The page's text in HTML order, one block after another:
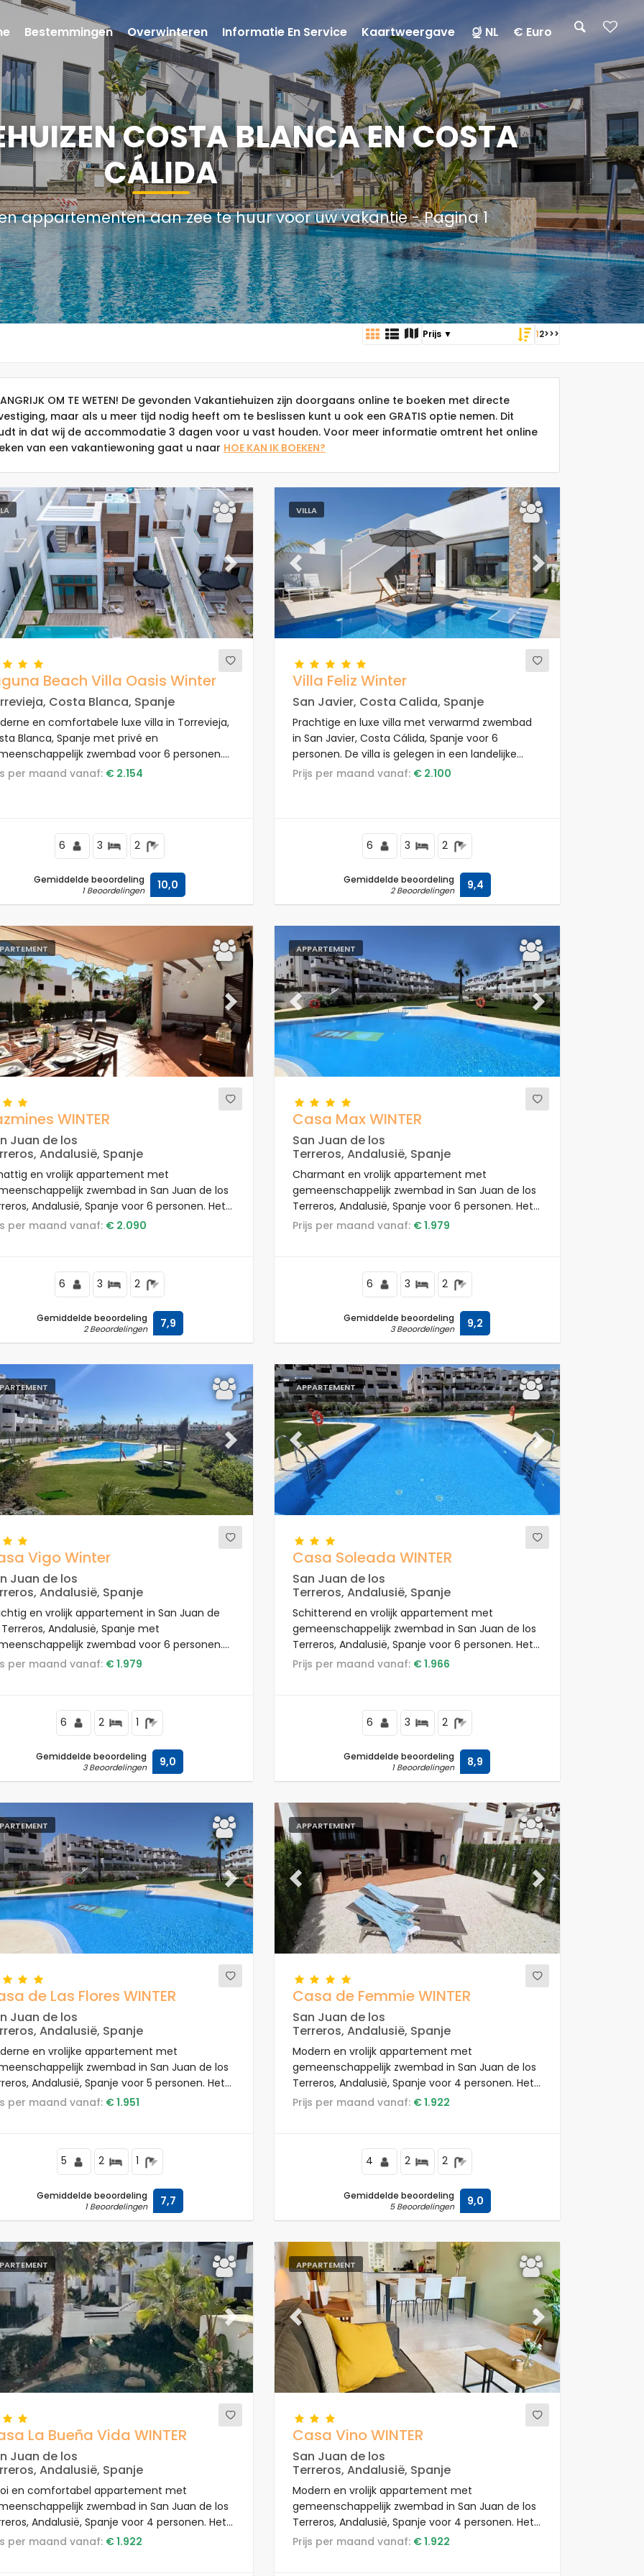
COSTA BLANCA EN COSTA
CÁLIDA
appartementen aan zee te huur voor uw vakantie - Pagina 1
12>>>
OM TE WETEN! De gevonden Vakantiehuizen zijn doorgaans online te boeken met directe
maar als u meer tijd nodig heeft om te beslissen kunt u ook een GRATIS optie nemen. Dit
in dat wij de accommodatie 3 dagen voor u vast houden. Voor meer informatie omtrent het online
van een vakantiewoning gaat u naar HOE KAN IK BOEKEN?
Next
Beach Villa Oasis Winter
Costa Blanca, Spanje
en comfortabele luxe villa in Torrevieja,
Blanca, Spanje met privé en
zwembad voor 6 personen.
is gelegen in een resort, dicht bij
per maand vanaf: € 2.154
6 3 2
Gemiddelde beoordeling
1 Beoordelingen 10,0
VILLA
Previous Next
Villa Feliz Winter
San Javier, Costa Calida, Spanje
Prachtige en luxe villa met verwarmd zwembad
in San Javier, Costa Cálida, Spanje voor 6
personen. De villa is gelegen in een landelijke
strandomgeving en bevindt zich op 3 km van het
Prijs per maand vanaf: € 2.100
6 3 2
Gemiddelde beoordeling
2 Beoordelingen 9,4
Next
WINTER
Juan de los
Andalusië, Spanje
en vrolijk appartement met
zwembad in San Juan de los
Andalusië, Spanje voor 6 personen. Het
is gelegen in een vakantieoord, in
per maand vanaf: € 2.090
6 3 2
Gemiddelde beoordeling
2 Beoordelingen 7,9
APPARTEMENT
Previous Next
Casa Max WINTER
San Juan de los
Terreros, Andalusië, Spanje
Charmant en vrolijk appartement met
gemeenschappelijk zwembad in San Juan de los
Terreros, Andalusië, Spanje voor 6 personen. Het
appartement is gelegen in een vakantiecomplex
tennisbaan en 500 m van het strand.
Prijs per maand vanaf: € 1.979
6 3 2
Gemiddelde beoordeling
3 Beoordelingen 9,2
Next
Vigo Winter
Juan de los
Andalusië, Spanje
en vrolijk appartement in San Juan de
Andalusië, Spanje met
zwembad voor 6 personen.
appartement is gelegen in een strandresort,
per maand vanaf: € 1.979
6 2 1
Gemiddelde beoordeling
3 Beoordelingen 9,0
APPARTEMENT
Previous Next
Casa Soleada WINTER
San Juan de los
Terreros, Andalusië, Spanje
Schitterend en vrolijk appartement met
gemeenschappelijk zwembad in San Juan de los
Terreros, Andalusië, Spanje voor 6 personen. Het
appartement is gelegen in een vakantiecomplex
en een tennisbaan en op 500 m van het strand.
Prijs per maand vanaf: € 1.966
6 3 2
Gemiddelde beoordeling
1 Beoordelingen 8,9
Next
de Las Flores WINTER
Juan de los
Andalusië, Spanje
en vrolijke appartement met
zwembad in San Juan de los
Andalusië, Spanje voor 5 personen. Het
is gelegen in een vakantiecomplex,
per maand vanaf: € 1.951
5 2 1
Gemiddelde beoordeling
1 Beoordelingen 7,7
APPARTEMENT
Previous Next
Casa de Femmie WINTER
San Juan de los
Terreros, Andalusië, Spanje
Modern en vrolijk appartement met
gemeenschappelijk zwembad in San Juan de los
Terreros, Andalusië, Spanje voor 4 personen. Het
appartement is gelegen in een strandresort, in
Prijs per maand vanaf: € 1.922
4 2 2
Gemiddelde beoordeling
5 Beoordelingen 9,0
Next
La Bueña Vida WINTER
Juan de los
Andalusië, Spanje
en comfortabel appartement met
zwembad in San Juan de los
Andalusië, Spanje voor 4 personen. Het
is gelegen in een vakantiecomplex,
per maand vanaf: € 1.922
APPARTEMENT
Previous Next
Casa Vino WINTER
San Juan de los
Terreros, Andalusië, Spanje
Modern en vrolijk appartement met
gemeenschappelijk zwembad in San Juan de los
Terreros, Andalusië, Spanje voor 4 personen. Het
appartement is gelegen in een vakantieresort, in
Prijs per maand vanaf: € 1.922
Bestemmingen Overwinteren Informatie En Service Kaartweergave NL € Euro